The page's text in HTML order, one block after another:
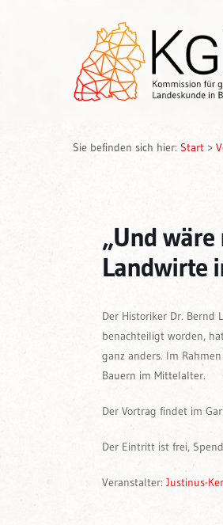
Sie befinden sich hier: Start >
„Und
Landwirte
Der Historiker Dr.
benachteiligt worden,
ganz anders. Im
Bauern im Mittelalter.
Der Vortrag findet im
Der Eintritt ist frei,
Veranstalter: Justinus-